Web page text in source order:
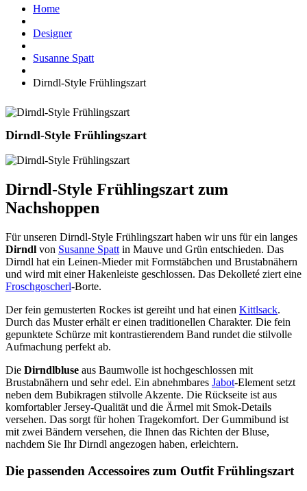
Home
Designer
Susanne Spatt
Dirndl-Style Frühlingszart
Dirndl-Style Frühlingszart
Dirndl-Style Frühlingszart zum
Nachshoppen
Für unseren Dirndl-Style Frühlingszart haben wir uns für ein langes
Dirndl von Susanne Spatt in Mauve und Grün entschieden. Das
Dirndl hat ein Leinen-Mieder mit Formstäbchen und Brustabnähern
und wird mit einer Hakenleiste geschlossen. Das Dekolleté ziert eine
Froschgoscherl-Borte.
Der fein gemusterten Rockes ist gereiht und hat einen Kittlsack.
Durch das Muster erhält er einen traditionellen Charakter. Die fein
gepunktete Schürze mit kontrastierendem Band rundet die stilvolle
Aufmachung perfekt ab.
Die Dirndlbluse aus Baumwolle ist hochgeschlossen mit
Brustabnähern und sehr edel. Ein abnehmbares Jabot-Element setzt
neben dem Bubikragen stilvolle Akzente. Die Rückseite ist aus
komfortabler Jersey-Qualität und die Ärmel mit Smok-Details
versehen. Das sorgt für hohen Tragekomfort. Der Gummibund ist
mit zwei Bändern versehen, die Ihnen das Richten der Bluse,
nachdem Sie Ihr Dirndl angezogen haben, erleichtern.
Die passenden Accessoires zum Outfit Frühlingszart